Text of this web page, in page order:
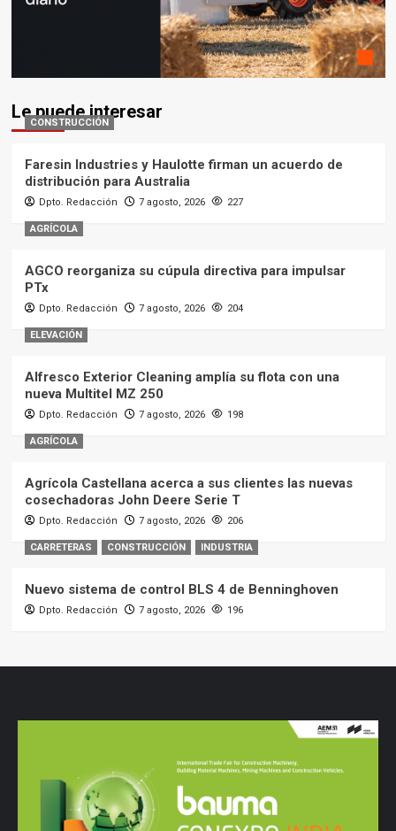
Le puede interesar
CONSTRUCCIÓN
Faresin Industries y Haulotte firman un acuerdo de
distribución para Australia
Dpto. Redacción 7 agosto, 2026 227
AGRÍCOLA
AGCO reorganiza su cúpula directiva para impulsar
PTx
Dpto. Redacción 7 agosto, 2026 204
ELEVACIÓN
Alfresco Exterior Cleaning amplía su flota con una
nueva Multitel MZ 250
Dpto. Redacción 7 agosto, 2026 198
AGRÍCOLA
Agrícola Castellana acerca a sus clientes las nuevas
cosechadoras John Deere Serie T
Dpto. Redacción 7 agosto, 2026 206
CARRETERAS CONSTRUCCIÓN INDUSTRIA
Nuevo sistema de control BLS 4 de Benninghoven
Dpto. Redacción 7 agosto, 2026 196